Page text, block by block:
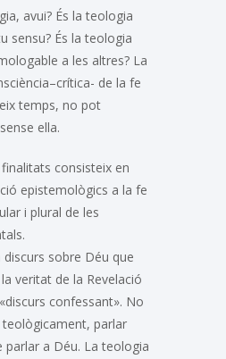
avui? És la teologia
sensu? És la teologia
a les altres? La
de la fe
temps, no pot
ella.
consisteix en
epistemològics a la fe
i plural de les
sobre Déu que
veritat de la Revelació
confessant». No
parlar
parlar a Déu. La teologia